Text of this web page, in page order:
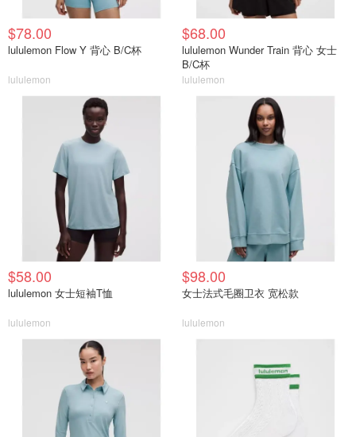
$78.00
lululemon Flow Y 背心 B/C杯
lululemon
$68.00
lululemon Wunder Train 背心 女士
B/C杯
lululemon
$58.00
lululemon 女士短袖T恤
lululemon
$98.00
女士法式毛圈卫衣 宽松款
lululemon